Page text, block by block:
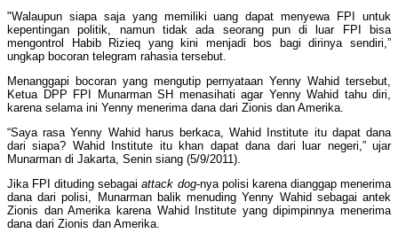
"Walaupun siapa saja yang memiliki uang dapat menyewa FPI untuk
kepentingan politik, namun tidak ada seorang pun di luar FPI bisa
mengontrol Habib Rizieq yang kini menjadi bos bagi dirinya sendiri,”
ungkap bocoran telegram rahasia tersebut.
Menanggapi bocoran yang mengutip pernyataan Yenny Wahid tersebut,
Ketua DPP FPI Munarman SH menasihati agar Yenny Wahid tahu diri,
karena selama ini Yenny menerima dana dari Zionis dan Amerika.
“Saya rasa Yenny Wahid harus berkaca, Wahid Institute itu dapat dana
dari siapa? Wahid Institute itu khan dapat dana dari luar negeri,” ujar
Munarman di Jakarta, Senin siang (5/9/2011).
Jika FPI dituding sebagaiattack dog-nya polisi karena dianggap menerima
dana dari polisi, Munarman balik menuding Yenny Wahid sebagai antek
Zionis dan Amerika karena Wahid Institute yang dipimpinnya menerima
dana dari Zionis dan Amerika.